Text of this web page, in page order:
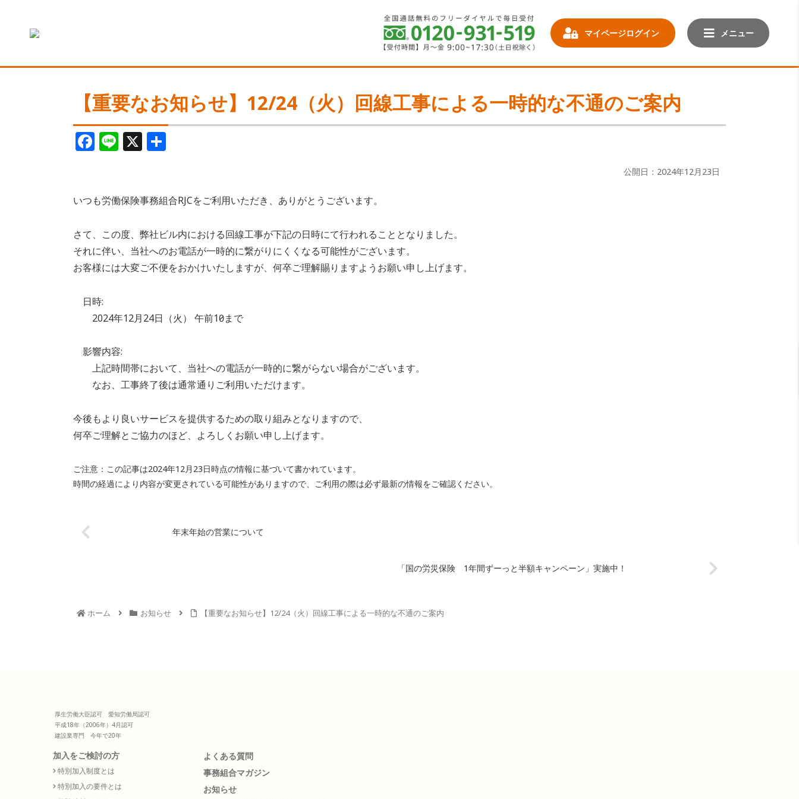
マイページログイン メニュー
【重要なお知らせ】12/24（火）回線工事による一時的な不通のご案内
F
a
e
o
o
k
Li
n
X
公開日：2024年12月23日
いつも労働保険事務組合RJCをご利用いただき、ありがとうございます。
さて、この度、弊社ビル内における回線工事が下記の日時にて行われることとなりました。
それに伴い、当社へのお電話が一時的に繋がりにくくなる可能性がございます。
お客様には大変ご不便をおかけいたしますが、何卒ご理解賜りますようお願い申し上げます。
日時:
2024年12月24日（火） 午前10時まで
影響内容:
上記時間帯において、当社への電話が一時的に繋がらない場合がございます。
なお、工事終了後は通常通りご利用いただけます。
今後もより良いサービスを提供するための取り組みとなりますので、
何卒ご理解とご協力のほど、よろしくお願い申し上げます。
ご注意：この記事は2024年12月23日時点の情報に基づいて書かれています。
時間の経過により内容が変更されている可能性がありますので、ご利用の際は必ず最新の情報をご確認ください。
年末年始の営業について
「国の労災保険 1年間ずーっと半額キャンペーン」実施中！
ホーム お知らせ 【重要なお知らせ】12/24（火）回線工事による一時的な不通のご案内
厚生労働大臣認可 愛知労働局認可
平成18年（2006年）4月認可
建設業専門 今年で20年
加入をご検討の方
特別加入制度とは
特別加入の要件とは
よくある質問
事務組合マガジン
お知らせ